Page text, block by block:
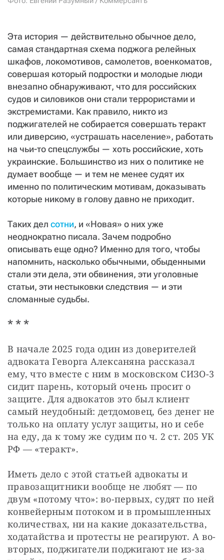
Эта история — действительно обычное дело,
самая стандартная схема поджога релейных
шкафов, локомотивов, самолетов, военкоматов,
совершая который подростки и молодые люди
внезапно обнаруживают, что для российских
судов и силовиков они стали террористами и
экстремистами. Как правило, никто из
поджигателей не собирается совершать теракт
или диверсию, «устрашать население», работать
на чьи-то спецслужбы — хоть российские, хоть
украинские. Большинство из них о политике не
думает вообще — и тем не менее судят их
именно по политическим мотивам, доказывать
которые никому в голову давно не приходит.
Таких дел сотни, и «Новая» о них уже
неоднократно писала. Зачем подробно
описывать еще одно? Именно для того, чтобы
напомнить, насколько обычными, обыденными
стали эти дела, эти обвинения, эти уголовные
статьи, эти нестыковки следствия — и эти
сломанные судьбы.
* * *
В начале 2025 года один из доверителей
адвоката Геворга Алексаняна рассказал
ему, что вместе с ним в московском СИЗО-3
сидит парень, который очень просит о
защите. Для адвокатов это был клиент
самый неудобный: детдомовец, без денег не
только на оплату услуг защиты, но и себе
на еду, да к тому же судим по ч. 2 ст. 205 УК
РФ — «теракт».
Иметь дело с этой статьей адвокаты и
правозащитники вообще не любят — по
двум «потому что»: во-первых, судят по ней
конвейерным потоком и в промышленных
количествах, ни на какие доказательства,
ходатайства и протесты не реагируют. А во-
вторых, поджигатели поджигают не из-за